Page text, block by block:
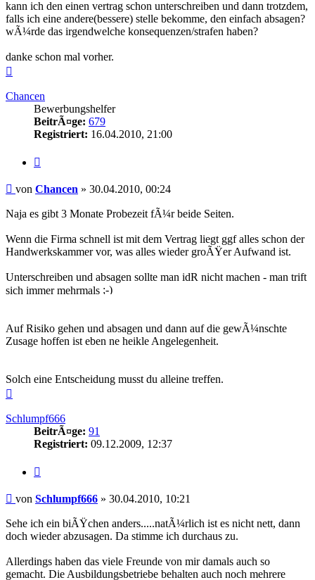
kann ich den einen vertrag schon unterschreiben und dann trotzdem,
falls ich eine andere(bessere) stelle bekomme, den einfach absagen?
wÃ¼rde das irgendwelche konsequenzen/strafen haben?
danke schon mal vorher.
Chancen
Bewerbungshelfer
BeitrÃ¤ge: 679
Registriert: 16.04.2010, 21:00
Beitrag
von Chancen » 30.04.2010, 00:24
Naja es gibt 3 Monate Probezeit fÃ¼r beide Seiten.
Wenn die Firma schnell ist mit dem Vertrag liegt ggf alles schon der
Handwerkskammer vor, was alles wieder groÃŸer Aufwand ist.
Unterschreiben und absagen sollte man idR nicht machen - man trift
sich immer mehrmals
Auf Risiko gehen und absagen und dann auf die gewÃ¼nschte
Zusage hoffen ist eben ne heikle Angelegenheit.
Solch eine Entscheidung musst du alleine treffen.
Schlumpf666
BeitrÃ¤ge: 91
Registriert: 09.12.2009, 12:37
Beitrag
von Schlumpf666 » 30.04.2010, 10:21
Sehe ich ein biÃŸchen anders.....natÃ¼rlich ist es nicht nett, dann
doch wieder abzusagen. Da stimme ich durchaus zu.
Allerdings haben das viele Freunde von mir damals auch so
gemacht. Die Ausbildungsbetriebe behalten auch noch mehrere